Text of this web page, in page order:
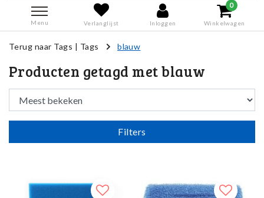
Menu Verlanglijst Inloggen
0
Winkelwagen
Terug naar Tags | Tags blauw
Producten getagd met blauw
Filters